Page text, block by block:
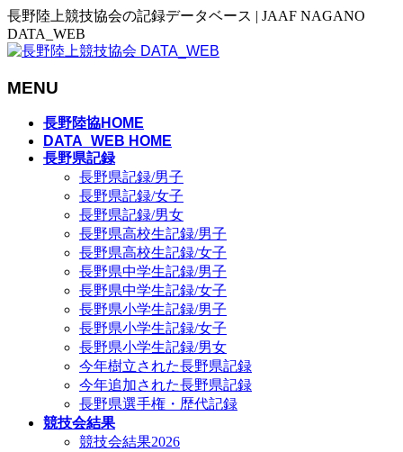
長野陸上競技協会の記録データベース | JAAF NAGANO
DATA_WEB
MENU
長野陸協HOME
DATA_WEB HOME
長野県記録
長野県記録/男子
長野県記録/女子
長野県記録/男女
長野県高校生記録/男子
長野県高校生記録/女子
長野県中学生記録/男子
長野県中学生記録/女子
長野県小学生記録/男子
長野県小学生記録/女子
長野県小学生記録/男女
今年樹立された長野県記録
今年追加された長野県記録
長野県選手権・歴代記録
競技会結果
競技会結果2026